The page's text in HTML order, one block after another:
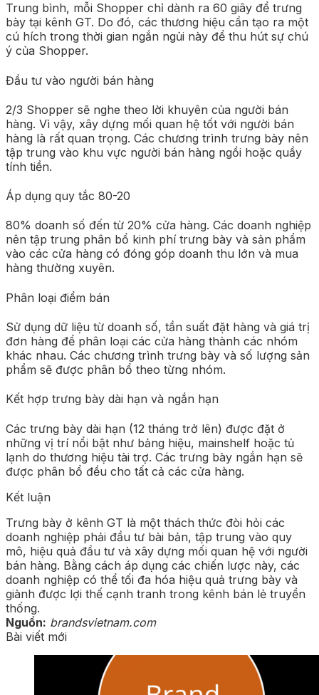
Trung bình, mỗi Shopper chỉ dành ra 60 giây để trưng
bày tại kênh GT. Do đó, các thương hiệu cần tạo ra một
cú hích trong thời gian ngắn ngủi này để thu hút sự chú
ý của Shopper.
Đầu tư vào người bán hàng
2/3 Shopper sẽ nghe theo lời khuyên của người bán
hàng. Vì vậy, xây dựng mối quan hệ tốt với người bán
hàng là rất quan trọng. Các chương trình trưng bày nên
tập trung vào khu vực người bán hàng ngồi hoặc quầy
tính tiền.
Áp dụng quy tắc 80-20
80% doanh số đến từ 20% cửa hàng. Các doanh nghiệp
nên tập trung phân bổ kinh phí trưng bày và sản phẩm
vào các cửa hàng có đóng góp doanh thu lớn và mua
hàng thường xuyên.
Phân loại điểm bán
Sử dụng dữ liệu từ doanh số, tần suất đặt hàng và giá trị
đơn hàng để phân loại các cửa hàng thành các nhóm
khác nhau. Các chương trình trưng bày và số lượng sản
phẩm sẽ được phân bổ theo từng nhóm.
Kết hợp trưng bày dài hạn và ngắn hạn
Các trưng bày dài hạn (12 tháng trở lên) được đặt ở
những vị trí nổi bật như bảng hiệu, mainshelf hoặc tủ
lạnh do thương hiệu tài trợ. Các trưng bày ngắn hạn sẽ
được phân bổ đều cho tất cả các cửa hàng.
Kết luận
Trưng bày ở kênh GT là một thách thức đòi hỏi các
doanh nghiệp phải đầu tư bài bản, tập trung vào quy
mô, hiệu quả đầu tư và xây dựng mối quan hệ với người
bán hàng. Bằng cách áp dụng các chiến lược này, các
doanh nghiệp có thể tối đa hóa hiệu quả trưng bày và
giành được lợi thế cạnh tranh trong kênh bán lẻ truyền
thống.
Nguồn: brandsvietnam.com
Bài viết mới